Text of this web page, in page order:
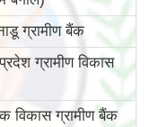
ग्रामीण बैंक
ग्रामीण विकास
विकास ग्रामीण बैंक